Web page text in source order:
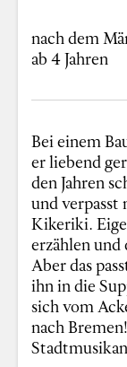
nach dem
ab 4 Jahren
Bei einem
er liebend
den Jahren
und verpasst
Kikeriki.
erzählen
Aber das
ihn in die
sich vom
nach